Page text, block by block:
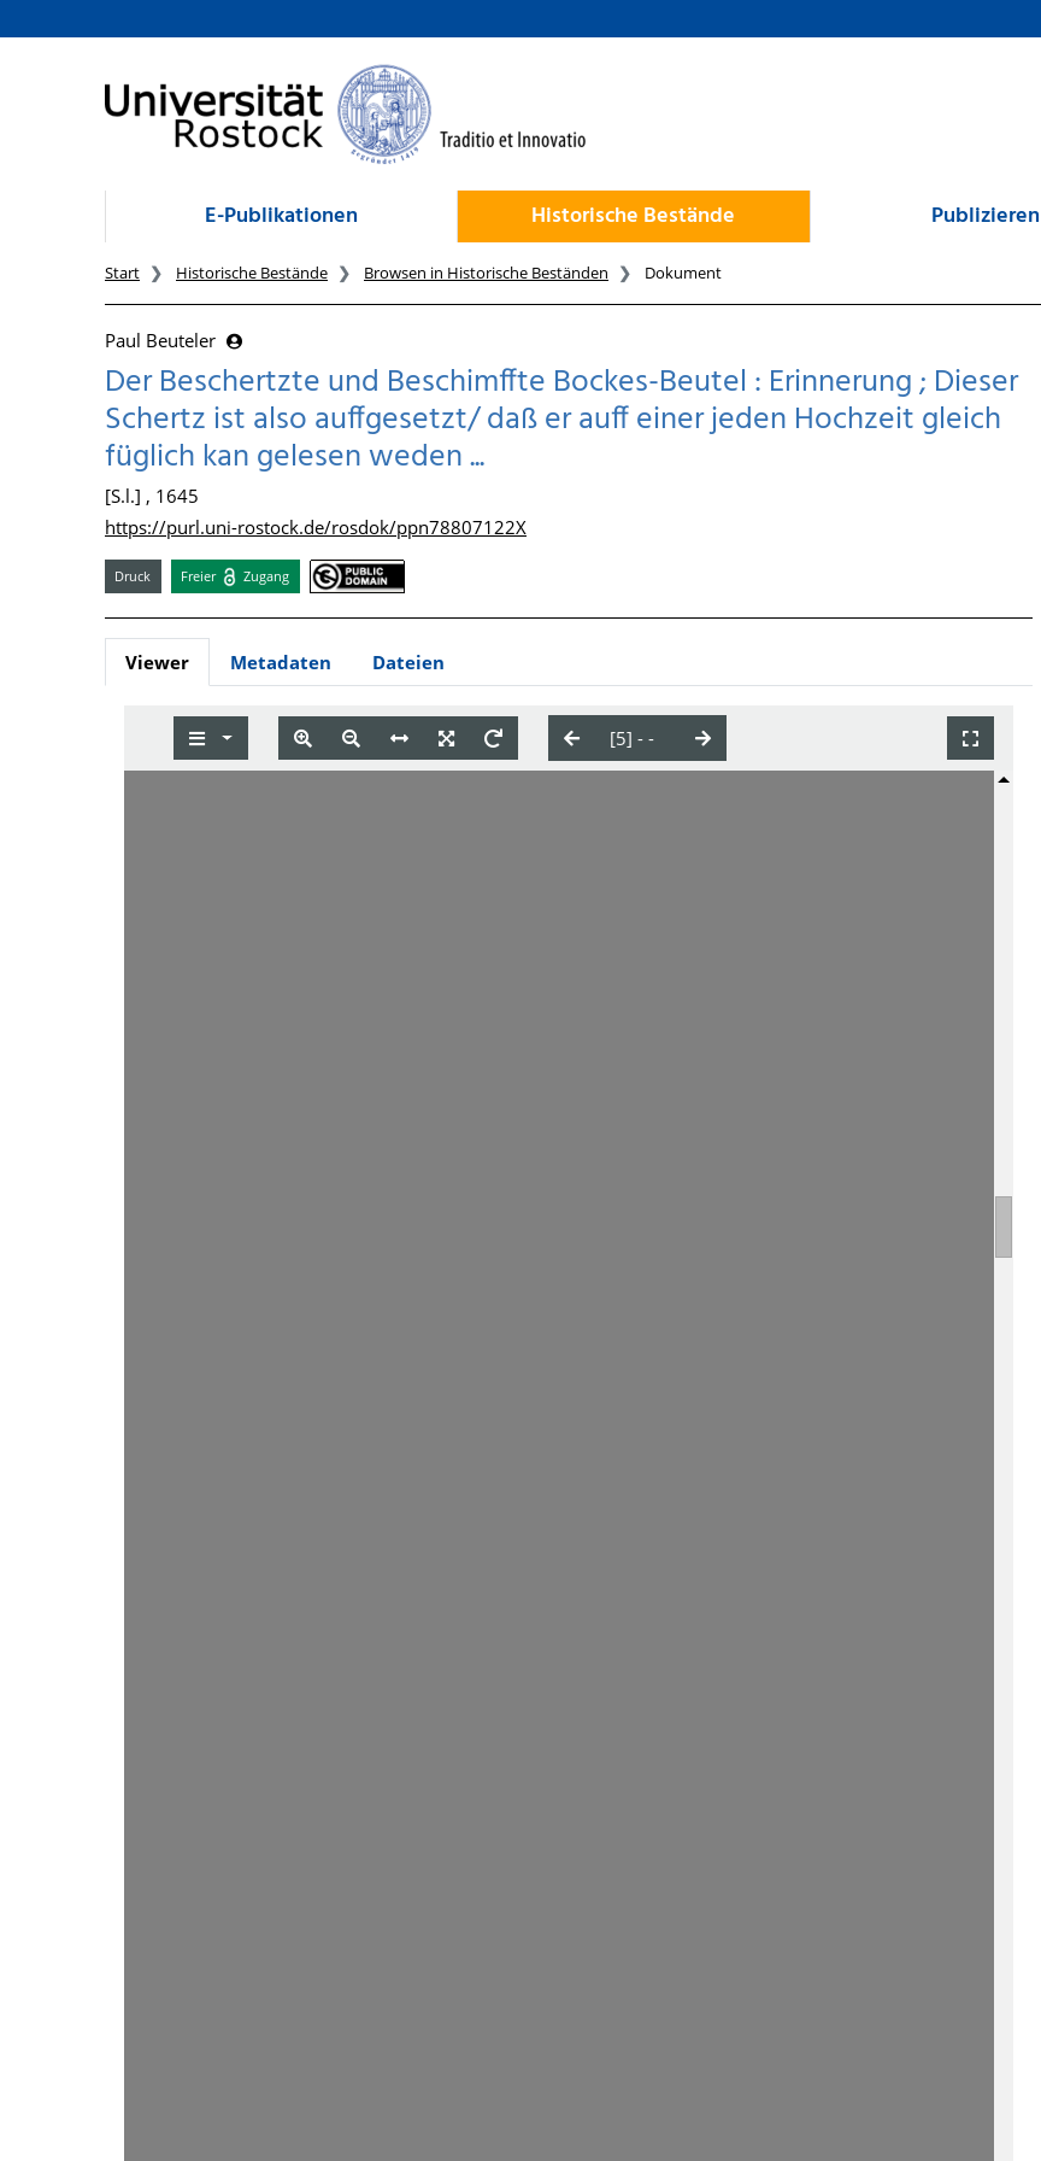
zum Inhalt
E-Publikationen Historische Bestände Publizieren
Start Historische Bestände Browsen in Historische Beständen Dokument
Paul Beuteler
Der Beschertzte und Beschimffte Bockes-Beutel : Erinnerung ; Dieser
Schertz ist also auffgesetzt/ daß er auff einer jeden Hochzeit gleich
füglich kan gelesen weden ...
[S.l.] , 1645
https://purl.uni-rostock.de/rosdok/ppn78807122X
Druck Freier Zugang
Viewer Metadaten Dateien